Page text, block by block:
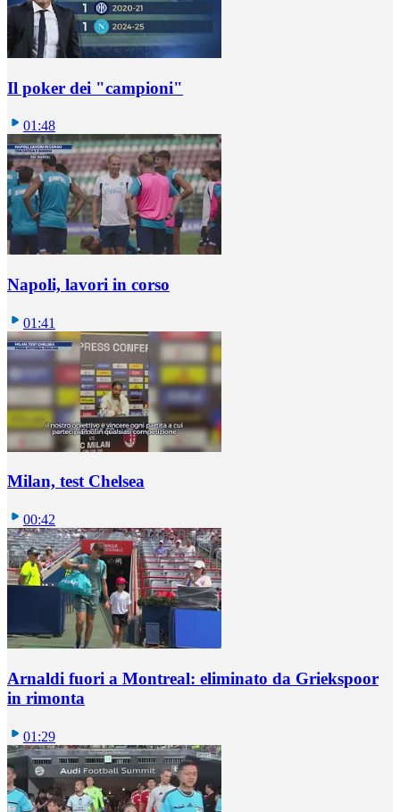
Il poker dei "campioni"
01:48
Napoli, lavori in corso
01:41
Milan, test Chelsea
00:42
Arnaldi fuori a Montreal: eliminato da Griekspoor
in rimonta
01:29